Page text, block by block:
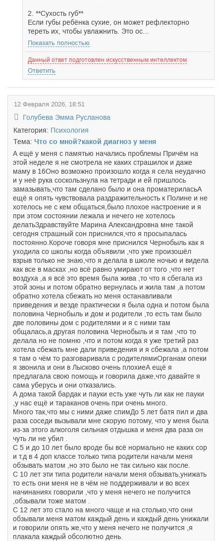
2. **Сухость губ**
Если губы ребёнка сухие, он может рефлекторно
тереть их, чтобы увлажнить. Это ос...
Показать полностью
Данный ответ подготовлен искусственным интеллектом
Ответить
12 Февраля 2026, 18:51
Голубева Эмма Русланова
Категория: Психология
Тема: Что со мной?какой диагноз у меня
А ещё у меня с памятью начались проблемы Причём на
этой неделе я не смотрела не каких страшилок и даже
маму в 16Оно возможно произошло когда я села неудачно
и у неё рука соскользнула на тетради и ей пришлось
замазывать,что там сделано было и она проматериласьА
ещё я опять чувствовала раздражительность к Полине и не
хотелось не с кем общаться,было плохое настроение и я
при этом состоянии лежала и нечего не хотелось
делатьЗдравствуйте Марина Александровна мне такой
сегодня страшный сон приснился,что я просыпалась
постоянно.Короче говоря мне приснился Чернобыль как я
уходила со школы когда объявили ,что уже произошёл
взрыв только не знаю,что я делала в школе ночью и видела
как все в масках ,но всё равно умирают от того ,что нет
воздуха ,а я всё это время была жива ,то что я сбегала из
этой зоны и потом обратно вернулась и жила там ,а потом
обратно хотела сбежать но меня останавливали
приведения и везде практически я была одна и потом была
половина Чернобыль и дом и родители ,то есть там было
две половины дом с родителями и я с ними там
общалась,а другая половина Чернобыль и я там ,что то
делала но не помню ,что и потом когда я уже третий раз
хотела сбежать мне дали приведения и я сбежала ,а потом
я там о чём то разговаривала с родителямиОрганам опеки
я звонила и они в Лысково очень плохиеА ещё я
предлагала свою помощь и говорила даже,что давайте я
сама уберусь и они отказались.
А дома такой бардак и пауки есть уже чуть ли как не пауки
,у нас ещё и тараканов очень при очень много.
Много так,что мы с ними даже спимДо 5 лет батя пил и два
раза соседи вызывали мне скорую потому, что у меня была
из-за этого алкоголя сильная отдышка и меня два раза он
чуть ли не убил .
С 5 и до 10 лет было вроде бы всё нормально не каких сор
и т.д в 4 доп классе только типа родители начали меня
обзывать матом ,но это было не так сильно как после.
С 10 лет эти типа родители начали меня обзывать,унижать
то есть они меня не в чём не поддерживали и во всех
начинаниях говорили ,что у меня нечего не получится
,обзывали тоже матом .
С 12 лет это стало на много чаще и на столько,что они
обзывали меня матом каждый день и каждый день унижали
и говорили опять же,что у меня нечего не получится ,я
плакала каждый обсолютно день.